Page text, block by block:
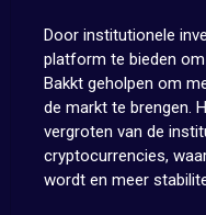
Door institutionele
platform te bieden
Bakkt geholpen om
de markt te brengen.
vergroten van de
cryptocurrencies,
wordt en meer